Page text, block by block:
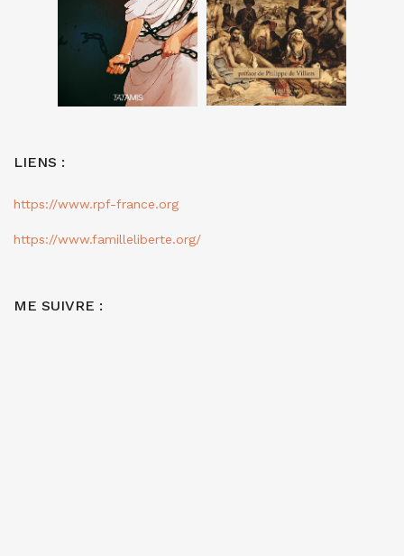
LIENS :
https://www.rpf-france.org
https://www.familleliberte.org/
ME SUIVRE :